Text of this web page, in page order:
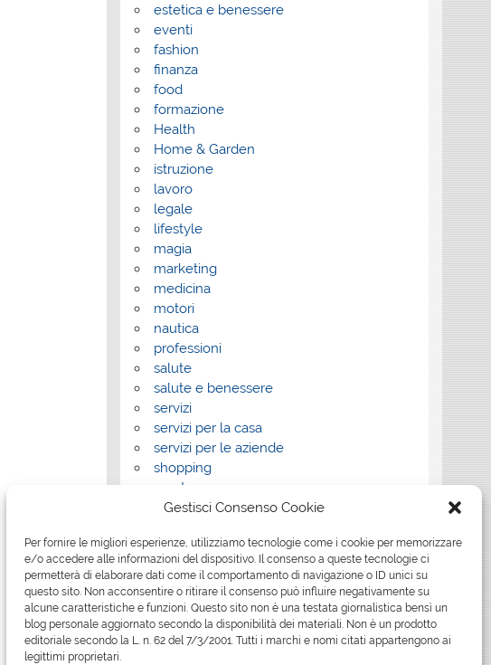
Gestisci Consenso Cookie
Per fornire le migliori esperienze, utilizziamo tecnologie come i cookie per memorizzare
e/o accedere alle informazioni del dispositivo. Il consenso a queste tecnologie ci
permetterà di elaborare dati come il comportamento di navigazione o ID unici su
questo sito. Non acconsentire o ritirare il consenso può influire negativamente su
alcune caratteristiche e funzioni. Questo sito non è una testata giornalistica bensì un
blog personale aggiornato secondo la disponibilità dei materiali. Non è un prodotto
editoriale secondo la L. n. 62 del 7/3/2001. Tutti i marchi e nomi citati appartengono ai
legittimi proprietari.
estetica e benessere
eventi
fashion
finanza
food
formazione
Health
Home & Garden
istruzione
lavoro
legale
lifestyle
magia
marketing
medicina
motori
nautica
professioni
salute
salute e benessere
servizi
servizi per la casa
servizi per le aziende
shopping
sport
Tech
travel
Uncategorized
viaggi
web
web marketing
wedding